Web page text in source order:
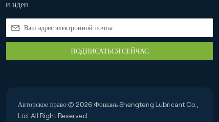
и идеи.
ПОДПИСАТЬСЯ СЕЙЧАС
Авторское право © 2026 Фошань Shengteng Lubricant Co.,
Ltd. All Right Reserved.